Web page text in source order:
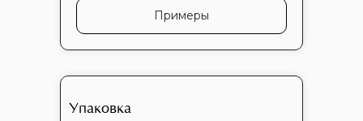
Упаковка
Примеры